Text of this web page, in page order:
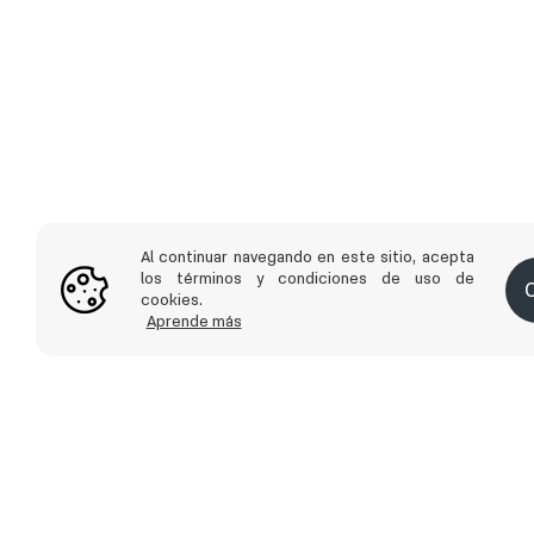
Al continuar navegando en este sitio, acepta
los términos y condiciones de uso de
cookies.
Aprende más